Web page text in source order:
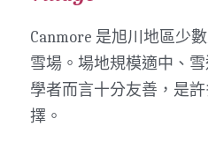
Canmore 是旭川地區少
雪場。場地規模適中、
學者而言十分友善，是
擇。